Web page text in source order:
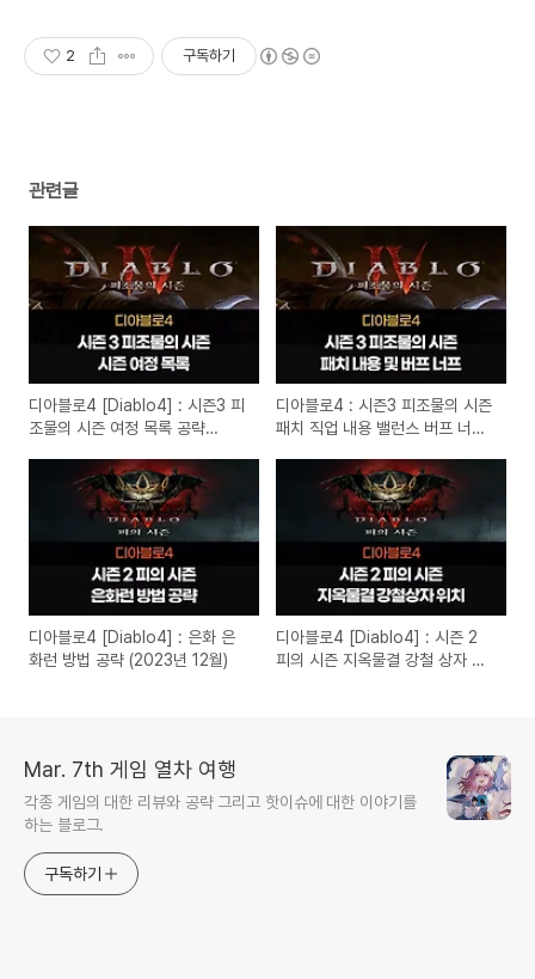
2 구독하기
관련글
디아블로4 [Diablo4] : 시즌3 피
조물의 시즌 여정 목록 공략
디아블로4 : 시즌3 피조물의 시즌
패치 직업 내용 밸런스 버프 너프
디아블로4 [Diablo4] : 은화 은
화런 방법 공략 (2023년 12월)
디아블로4 [Diablo4] : 시즌 2
피의 시즌 지옥물결 강철 상자 위
Mar. 7th 게임 열차 여행
각종 게임의 대한 리뷰와 공략 그리고 핫이슈에 대한 이야기를
하는 블로그.
구독하기